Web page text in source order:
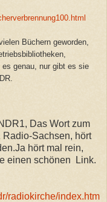
Büchern geworden,
es genau, nur gibt es sie
Das Wort zum
Radio-Sachsen, hört
hört mal rein,
einen schönen
Link.
radiokirche/index.htm